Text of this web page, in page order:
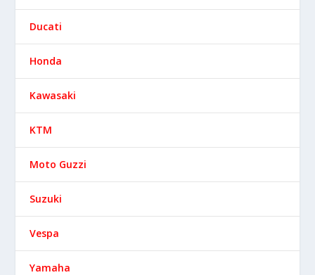
Ducati
Honda
Kawasaki
KTM
Moto Guzzi
Suzuki
Vespa
Yamaha